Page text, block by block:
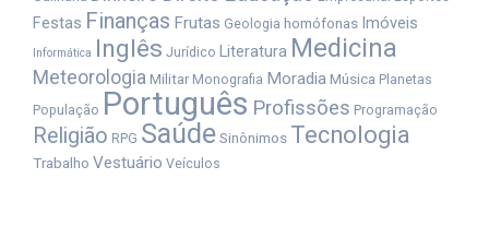
Festas Finanças Frutas Geologia homófonas Imóveis
Informática Inglês Jurídico Literatura Medicina
Meteorologia Militar Monografia MoradiaMúsica Planetas
População Português Profissões Programação
Religião RPG SaúdeSinônimos Tecnologia
Trabalho Vestuário Veículos